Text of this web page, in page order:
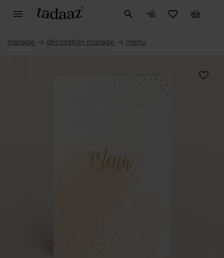
mariage → décoration mariage → menu